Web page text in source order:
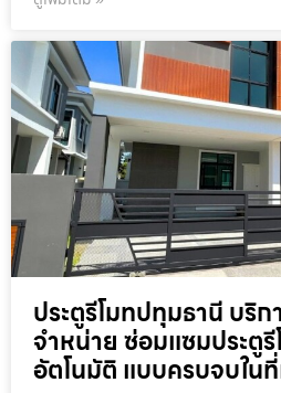
ประตูรีโมทปทุมธานี บริ
จำหน่าย ซ่อมแซมประตูรี
อัตโนมัติ แบบครบจบใน